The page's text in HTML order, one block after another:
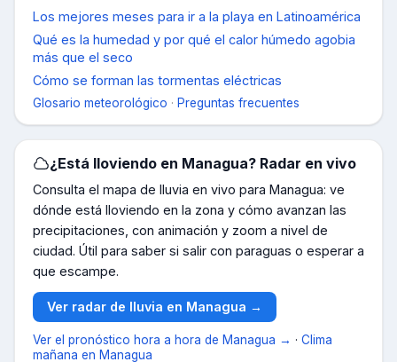
Los mejores meses para ir a la playa en Latinoamérica
Qué es la humedad y por qué el calor húmedo agobia
más que el seco
Cómo se forman las tormentas eléctricas
Glosario meteorológico · Preguntas frecuentes
¿Está lloviendo en Managua? Radar en vivo
Consulta el mapa de lluvia en vivo para Managua: ve
dónde está lloviendo en la zona y cómo avanzan las
precipitaciones, con animación y zoom a nivel de
ciudad. Útil para saber si salir con paraguas o esperar a
que escampe.
Ver radar de lluvia en Managua →
Ver el pronóstico hora a hora de Managua → · Clima
mañana en Managua